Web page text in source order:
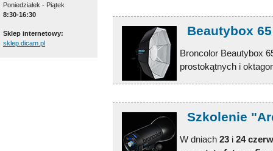
Poniedziałek - Piątek
8:30-16:30
Sklep internetowy:
sklep.dicam.pl
Beautybox 65
Broncolor Beautybox
prostokątnych i
Szkolenie
W dniach 23 i 24